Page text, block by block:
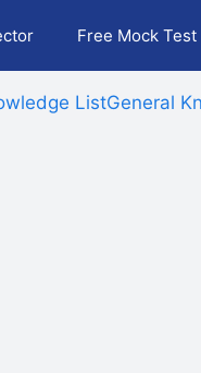
Free Mock Test
ListGeneral